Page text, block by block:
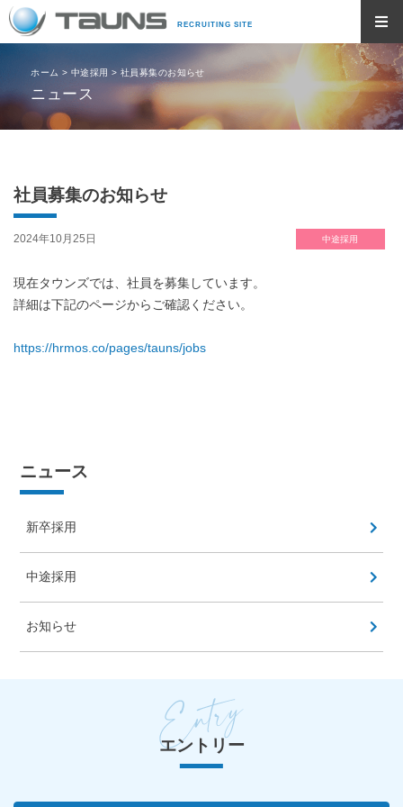
RECRUITING SITE
ホーム > 中途採用 >社員募集のお知らせ
ニュース
社員募集のお知らせ
2024年10月25日 中途採用
現在タウンズでは、社員を募集しています。
詳細は下記のページからご確認ください。
https://hrmos.co/pages/tauns/jobs
ニュース
新卒採用
中途採用
お知らせ
エントリー